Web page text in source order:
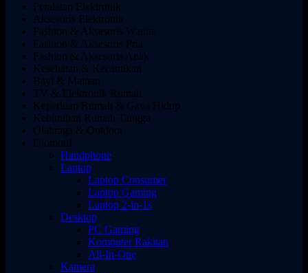
Peralatan Elektronik
Aksesoris Elektronik
Fashion & Aksesoris Wanita
Fashion & Aksesoris Pria
Fashion & Aksesoris Anak
Kesehatan & Kecantikan
Bayi & Mainan
TV & Elektronik Rumah
Keperluan Rumah & Gaya Hidup
Kebutuhan Rumah Tangga
Olahraga & Outdoor
Otomotif
Handphone
Laptop
Laptop Consumer
Laptop Gaming
Laptop 2-in-1s
Desktop
PC Gaming
Komputer Rakitan
All-In-One
Kamera